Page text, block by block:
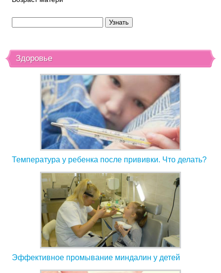
Здоровье
Температура у ребенка после прививки. Что делать?
Эффективное промывание миндалин у детей